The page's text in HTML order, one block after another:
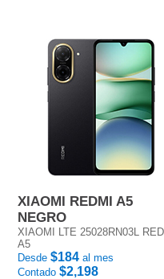
XIAOMI REDMI A5
NEGRO
XIAOMI LTE 25028RN03L
A5
Desde $184 al mes
Contado $2,198